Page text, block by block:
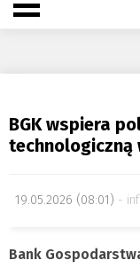
BGK wspiera
technologiczną
19.05.2026 (08:01)
Bank